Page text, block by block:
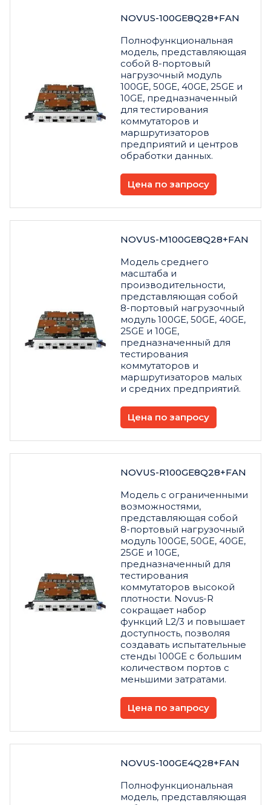
NOVUS-100GE8Q28+FAN
Полнофункциональная
модель, представляющая
собой 8-портовый
нагрузочный модуль
100GE, 50GE, 40GE, 25GE и
10GE, предназначенный
для тестирования
коммутаторов и
маршрутизаторов
предприятий и центров
обработки данных.
Цена по запросу
NOVUS-M100GE8Q28+FAN
Модель среднего
масштаба и
производительности,
представляющая собой
8-портовый нагрузочный
модуль 100GE, 50GE, 40GE,
25GE и 10GE,
предназначенный для
тестирования
коммутаторов и
маршрутизаторов малых
и средних предприятий.
Цена по запросу
NOVUS-R100GE8Q28+FAN
Модель с ограниченными
возможностями,
представляющая собой
8-портовый нагрузочный
модуль 100GE, 50GE, 40GE,
25GE и 10GE,
предназначенный для
тестирования
коммутаторов высокой
плотности. Novus-R
сокращает набор
функций L2/3 и повышает
доступность, позволяя
создавать испытательные
стенды 100GE с большим
количеством портов с
меньшими затратами.
Цена по запросу
NOVUS-100GE4Q28+FAN
Полнофункциональная
модель, представляющая